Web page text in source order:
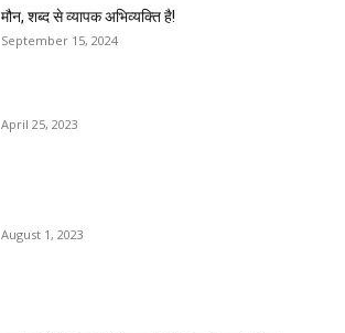
मौन, शब्द से व्यापक अभिव्यक्ति है!
September 15, 2024
April 25, 2023
August 1, 2023